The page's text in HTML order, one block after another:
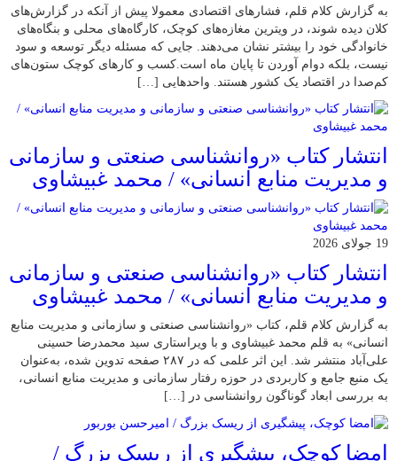
به گزارش کلام قلم، فشارهای اقتصادی معمولا پیش از آنکه در گزارش‌های
کلان دیده شوند، در ویترین مغازه‌های کوچک، کارگاه‌های محلی و بنگاه‌های
خانوادگی خود را بیشتر نشان می‌دهند. جایی که مسئله دیگر توسعه و سود
نیست، بلکه دوام آوردن تا پایان ماه است.کسب‌ و کارهای کوچک ستون‌های
کم‌صدا در اقتصاد یک کشور هستند. واحدهایی […]
انتشار کتاب «روانشناسی صنعتی و سازمانی
و مدیریت منابع انسانی» / محمد غبیشاوی
19 جولای 2026
انتشار کتاب «روانشناسی صنعتی و سازمانی
و مدیریت منابع انسانی» / محمد غبیشاوی
به گزارش کلام قلم، کتاب «روانشناسی صنعتی و سازمانی و مدیریت منابع
انسانی» به قلم محمد غبیشاوی و با ویراستاری سید محمدرضا حسینی
علی‌آباد منتشر شد. این اثر علمی که در ۲۸۷ صفحه تدوین شده، به‌عنوان
یک منبع جامع و کاربردی در حوزه رفتار سازمانی و مدیریت منابع انسانی،
به بررسی ابعاد گوناگون روانشناسی در […]
امضا کوچک، پیشگیری از ریسک بزرگ /